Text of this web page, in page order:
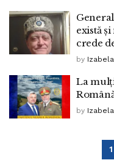
există
crede
by
La
by
1